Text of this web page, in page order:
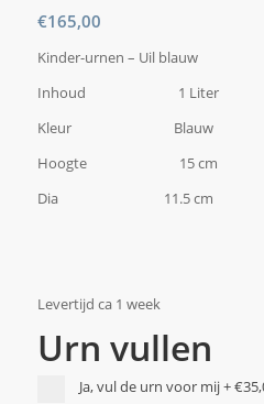
€165,00
Kinder-urnen – Uil blauw
Inhoud 1 Liter
Kleur Blauw
Hoogte 15 cm
Dia 11.5 cm
Levertijd ca 1 week
Urn vullen
Ja, vul de urn voor mij+